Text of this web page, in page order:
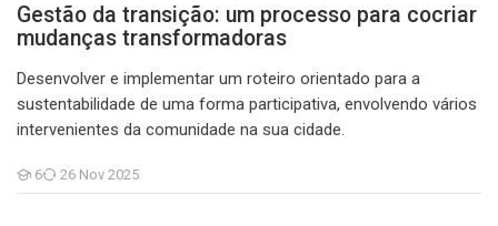
Gestão da transição: um processo para cocriar
mudanças transformadoras
Desenvolver e implementar um roteiro orientado para a
sustentabilidade de uma forma participativa, envolvendo vários
intervenientes da comunidade na sua cidade.
6
Students
26 Nov 2025